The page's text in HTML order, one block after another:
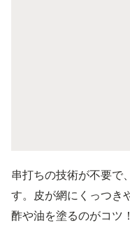
串打ちの技術が不要で
す。皮が網にくっつき
酢や油を塗るのがコツ